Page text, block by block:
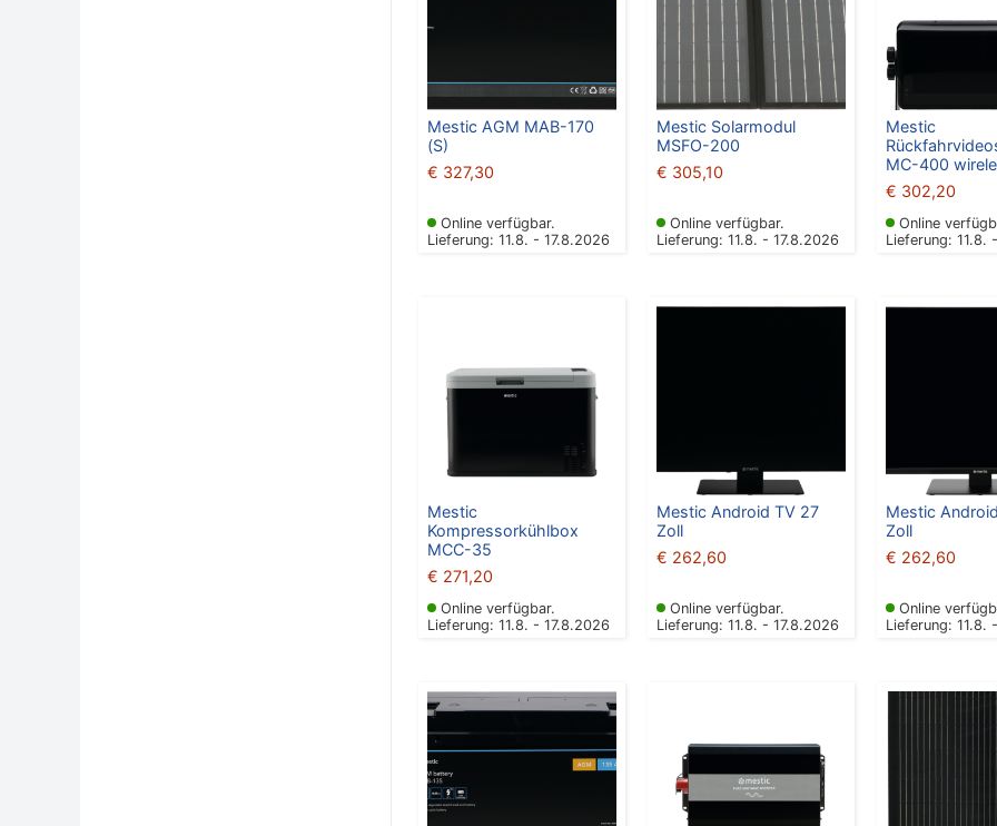
Mestic AGM MAB-170
(S)
€ 327,30
Online verfügbar.
Lieferung: 11.8. - 17.8.2026
Mestic Solarmodul
MSFO-200
€ 305,10
Online verfügbar.
Lieferung: 11.8. - 17.8.2026
Mestic
MC-400
€ 302,20
Online
Lieferung: 11.8.
Mestic
Kompressorkühlbox
MCC-35
€ 271,20
Online verfügbar.
Lieferung: 11.8. - 17.8.2026
Mestic Android TV 27
Zoll
€ 262,60
Online verfügbar.
Lieferung: 11.8. - 17.8.2026
Mestic
Zoll
€ 262,60
Online
Lieferung: 11.8.